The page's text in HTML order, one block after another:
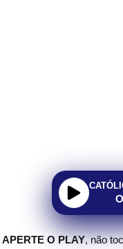
APERTE O PLAY, não